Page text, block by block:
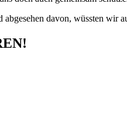
davon, wüssten wir
!